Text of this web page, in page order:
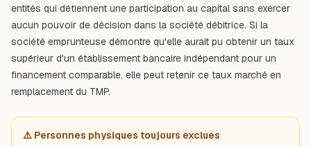
entités qui détiennent une participation au capital sans exercer
aucun pouvoir de décision dans la société débitrice. Si la
société emprunteuse démontre qu'elle aurait pu obtenir un taux
supérieur d'un établissement bancaire indépendant pour un
financement comparable, elle peut retenir ce taux marché en
remplacement du TMP.
⚠️ Personnes physiques toujours exclues